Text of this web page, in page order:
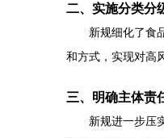
二、实施分类分
新规细化了食
和方式，实现对高
三、明确主体责
新规进一步压